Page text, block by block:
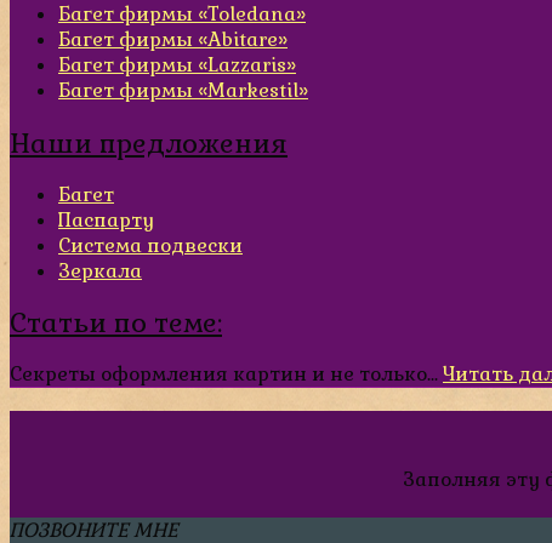
Багет фирмы «Toledana»
Багет фирмы «Abitare»
Багет фирмы «Lazzaris»
Багет фирмы «Markestil»
Наши предложения
Багет
Паспарту
Система подвески
Зеркала
Статьи по теме:
Секреты оформления картин и не только...Читать
Заполняя эту
ПОЗВОНИТЕ МНЕ